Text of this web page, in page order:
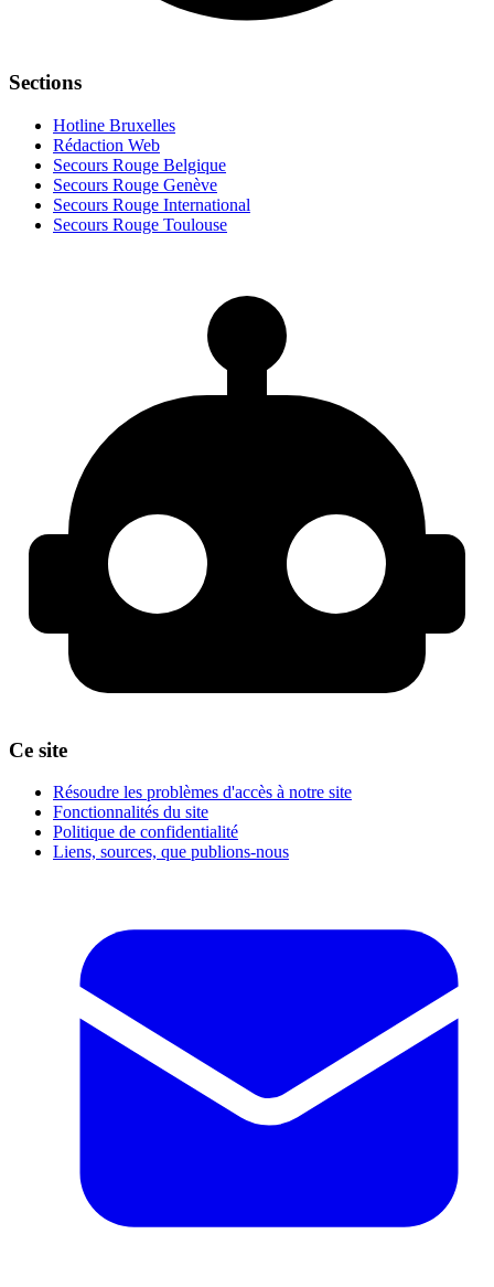
Sections
Hotline Bruxelles
Rédaction Web
Secours Rouge Belgique
Secours Rouge Genève
Secours Rouge International
Secours Rouge Toulouse
Ce site
Résoudre les problèmes d'accès à notre site
Fonctionnalités du site
Politique de confidentialité
Liens, sources, que publions-nous